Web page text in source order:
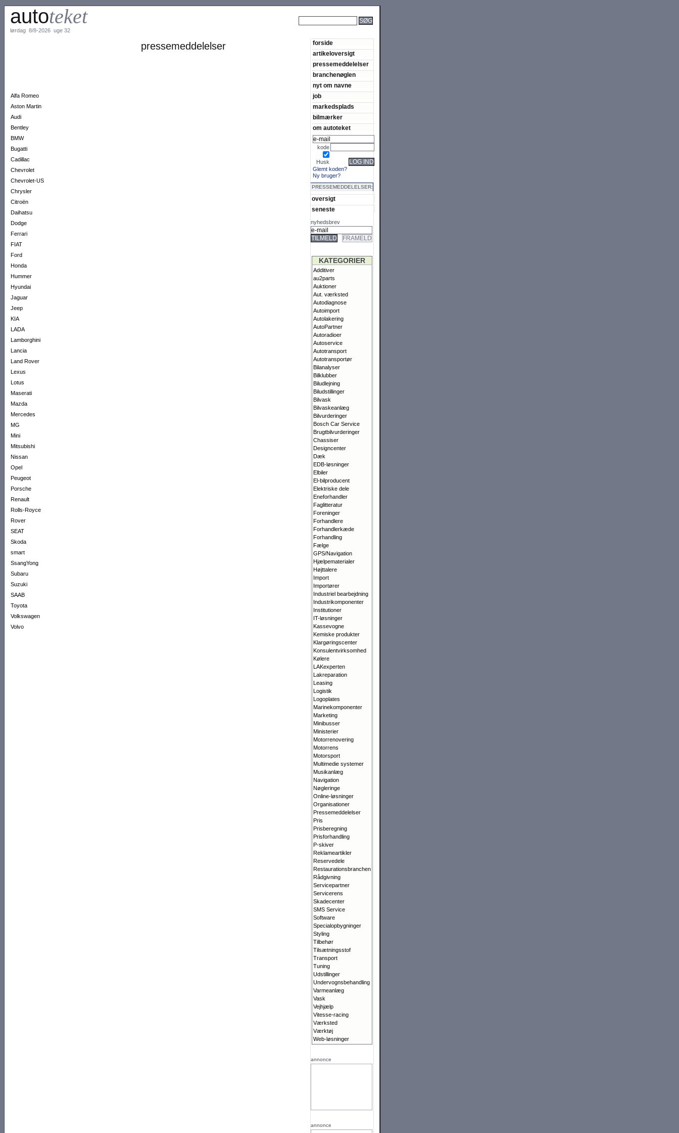
autoteket SØG
lørdag 8/8-2026 uge 32
Alfa Romeo
Aston Martin
Audi
Bentley
BMW
Bugatti
Cadillac
Chevrolet
Chevrolet-US
Chrysler
Citroën
Daihatsu
Dodge
Ferrari
FIAT
Ford
Honda
Hummer
Hyundai
Jaguar
Jeep
KIA
LADA
Lamborghini
Lancia
Land Rover
Lexus
Lotus
Maserati
Mazda
Mercedes
MG
Mini
Mitsubishi
Nissan
Opel
Peugeot
Porsche
Renault
Rolls-Royce
Rover
SEAT
Skoda
smart
SsangYong
Subaru
Suzuki
SAAB
Toyota
Volkswagen
Volvo
pressemeddelelser
forside
artikeloversigt
pressemeddelelser
branchenøglen
nyt om navne
job
markedsplads
bilmærker
om autoteket
kode
Husk LOG IND
Glemt koden?
Ny bruger?
PRESSEMEDDELELSER:
oversigt
seneste
nyhedsbrev
TILMELD FRAMELD
KATEGORIER
Additiver
au2parts
Auktioner
Aut. værksted
Autodiagnose
Autoimport
Autolakering
AutoPartner
Autoradioer
Autoservice
Autotransport
Autotransportør
Bilanalyser
Bilklubber
Biludlejning
Biludstillinger
Bilvask
Bilvaskeanlæg
Bilvurderinger
Bosch Car Service
Brugtbilvurderinger
Chassiser
Designcenter
Dæk
EDB-løsninger
Elbiler
El-bilproducent
Elektriske dele
Eneforhandler
Faglitteratur
Foreninger
Forhandlere
Forhandlerkæde
Forhandling
Fælge
GPS/Navigation
Hjælpematerialer
Højttalere
Import
Importører
Industriel bearbejdning
Industrikomponenter
Institutioner
IT-løsninger
Kassevogne
Kemiske produkter
Klargørings­center
Konsulentvirksomhed
Kølere
LAKexperten
Lakreparation
Leasing
Logistik
Logoplates
Marinekomponenter
Marketing
Minibusser
Ministerier
Motorrenovering
Motorrens
Motorsport
Multimedie systemer
Musikanlæg
Navigation
Nøgleringe
Online-løsninger
Organisationer
Pressemeddelelser
Pris
Prisberegning
Prisforhandling
P-skiver
Reklameartikler
Reservedele
Restaurationsbranchen
Rådgivning
Servicepartner
Servicerens
Skadecenter
SMS Service
Software
Specialopbygninger
Styling
Tilbehør
Tilsætningsstof
Transport
Tuning
Udstillinger
Undervognsbehandling
Varmeanlæg
Vask
Vejhjælp
Vitesse-racing
Værksted
Værktøj
Web-løsninger
annonce
annonce